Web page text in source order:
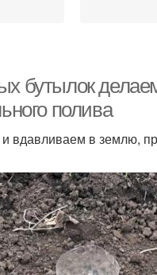
бутылок
полива
вдавливаем в землю,